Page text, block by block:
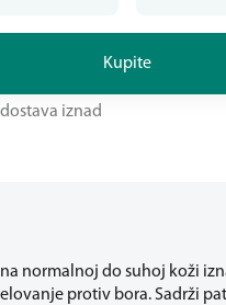
normalnoj do suhoj koži
protiv bora. Sadrži
Kupite
iznad